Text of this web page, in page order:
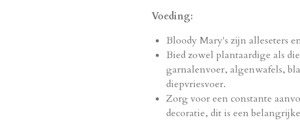
Voeding:
Bloody Mary's zijn alleseters
Bied zowel plantaardige als
garnalenvoer, algenwafels,
diepvriesvoer.
Zorg voor een constante
decoratie, dit is een